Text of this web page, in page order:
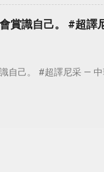
賞識自己。 #超譯
自己。 #超譯尼采 —